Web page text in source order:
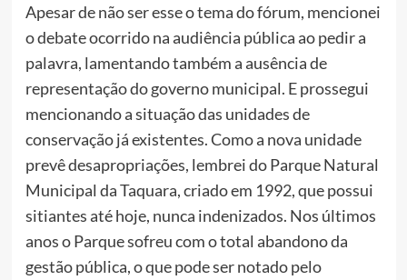
Apesar de não ser esse o tema do fórum, mencionei
o debate ocorrido na audiência pública ao pedir a
palavra, lamentando também a ausência de
representação do governo municipal. E prossegui
mencionando a situação das unidades de
conservação já existentes. Como a nova unidade
prevê desapropriações, lembrei do Parque Natural
Municipal da Taquara, criado em 1992, que possui
sitiantes até hoje, nunca indenizados. Nos últimos
anos o Parque sofreu com o total abandono da
gestão pública, o que pode ser notado pelo